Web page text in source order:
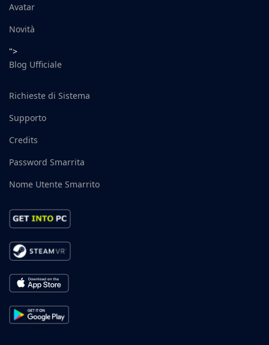
Avatar
Novità
">
Blog Ufficiale
Richieste di Sistema
Supporto
Credits
Password Smarrita
Nome Utente Smarrito